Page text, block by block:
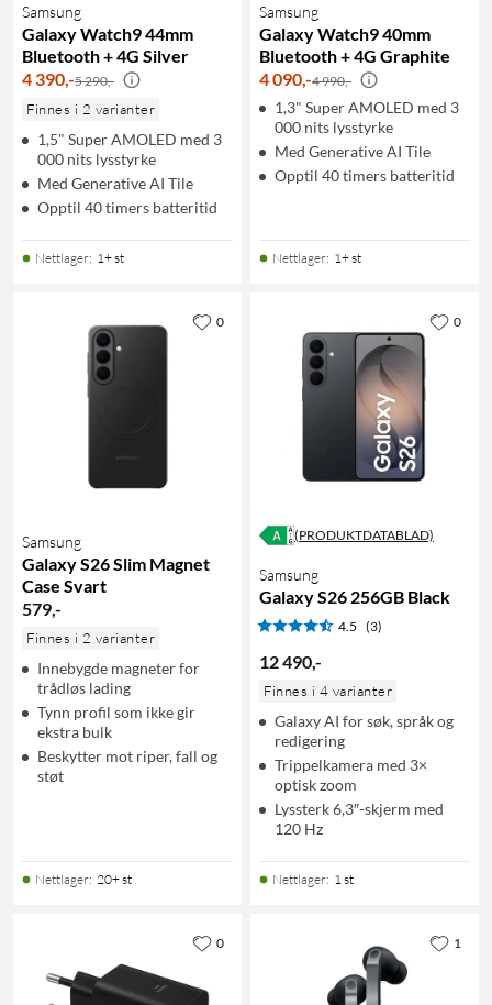
Samsung
Galaxy Watch9 44mm
Bluetooth + 4G Silver
4 390,-5 290,-
Finnes i 2 varianter
1,5" Super AMOLED med 3
000 nits lysstyrke
Med Generative AI Tile
Opptil 40 timers batteritid
Nettlager: 1+ st
Samsung
Galaxy Watch9 40mm
Bluetooth + 4G Graphite
4 090,-4 990,-
1,3" Super AMOLED med 3
000 nits lysstyrke
Med Generative AI Tile
Opptil 40 timers batteritid
Nettlager: 1+ st
Samsung
Galaxy S26 Slim Magnet
Case Svart
579,-
Finnes i 2 varianter
Innebygde magneter for
trådløs lading
Tynn profil som ikke gir
ekstra bulk
Beskytter mot riper, fall og
støt
Nettlager: 20+ st
0
(PRODUKTDATABLAD)
Samsung
Galaxy S26 256GB Black
4.5 (3)
12 490,-
Finnes i 4 varianter
Galaxy AI for søk, språk og
redigering
Trippelkamera med 3×
optisk zoom
Lyssterk 6,3″-skjerm med
120 Hz
Nettlager: 1 st
0
0 1